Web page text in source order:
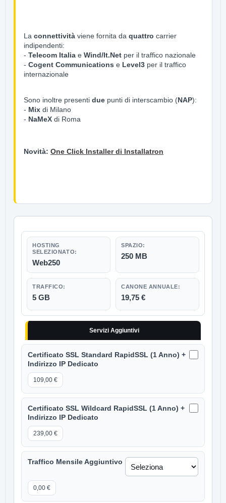
La connettività viene fornita da quattro carrier
indipendenti:
- Telecom Italia e Wind/It.Net per il traffico nazionale
- Cogent Communications e Level3 per il traffico
internazionale
Sono inoltre presenti due punti di interscambio (NAP):
- Mix di Milano
- NaMeX di Roma
Novità: One Click Installer di Installatron
Web250
250 MB
5 GB 19,75 €
Servizi Aggiuntivi
109,00 €
Certificato SSL Standard RapidSSL (1 Anno) +
Indirizzo IP Dedicato
239,00 €
Certificato SSL Wildcard RapidSSL (1 Anno) +
Indirizzo IP Dedicato
0,00 €
Traffico Mensile Aggiuntivo